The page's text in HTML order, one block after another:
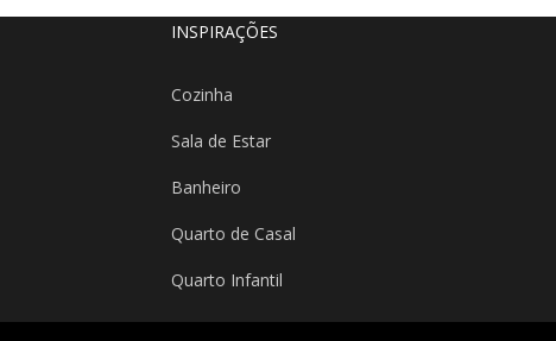
INSPIRAÇÕES
Cozinha
Sala de Estar
Banheiro
Quarto de Casal
Quarto Infantil